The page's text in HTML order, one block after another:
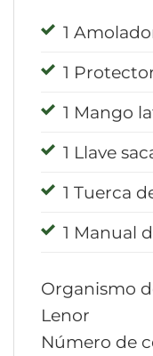
1
1
1 Mango
1 Llave
1 Tuerca
1 Manual
Organismo
Lenor
Número de